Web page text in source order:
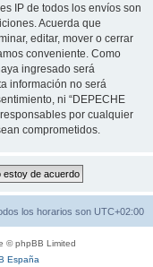
IP de todos los envíos son
Acuerda que
editar, mover o cerrar
conveniente. Como
ingresado será
información no será
ni “DEPECHE
por cualquier
comprometidos.
los horarios son UTC+02:00
© phpBB Limited
España